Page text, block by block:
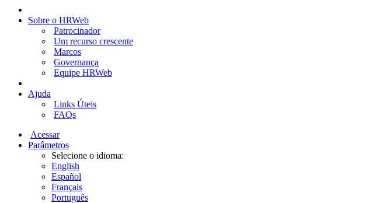
Sobre o HRWeb
Patrocinador
Um recurso crescente
Marcos
Governança
Equipe HRWeb
Ajuda
Links Úteis
FAQs
Acessar
Parâmetros
Selecione o idioma:
English
Español
Français
Português